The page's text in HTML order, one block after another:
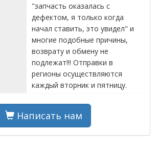
"запчасть оказалась с
дефектом, я только когда
начал ставить, это увидел" и
многие подобные причины,
возврату и обмену не
подлежат!!! Отправки в
регионы осуществляются
каждый вторник и пятницу.
Написать нам